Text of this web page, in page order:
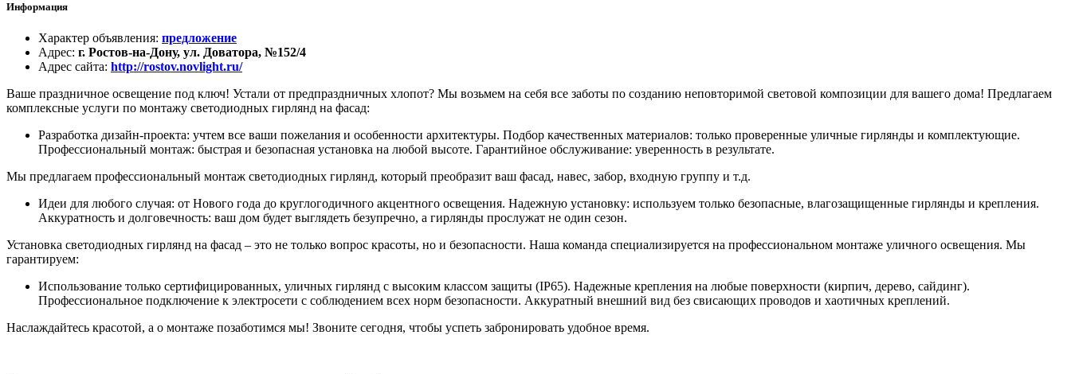
Информация
Характер объявления: предложение
Адрес: г. Ростов-на-Дону, ул. Доватора, №152/4
Адрес сайта: http://rostov.novlight.ru/
Ваше праздничное освещение под ключ! Устали от предпраздничных хлопот? Мы возьмем на себя все заботы по созданию неповторимой световой композиции для вашего дома! Предлагаем
комплексные услуги по монтажу светодиодных гирлянд на фасад:
Разработка дизайн-проекта: учтем все ваши пожелания и особенности архитектуры. Подбор качественных материалов: только проверенные уличные гирлянды и комплектующие.
Профессиональный монтаж: быстрая и безопасная установка на любой высоте. Гарантийное обслуживание: уверенность в результате.
Мы предлагаем профессиональный монтаж светодиодных гирлянд, который преобразит ваш фасад, навес, забор, входную группу и т.д.
Идеи для любого случая: от Нового года до круглогодичного акцентного освещения. Надежную установку: используем только безопасные, влагозащищенные гирлянды и крепления.
Аккуратность и долговечность: ваш дом будет выглядеть безупречно, а гирлянды прослужат не один сезон.
Установка светодиодных гирлянд на фасад – это не только вопрос красоты, но и безопасности. Наша команда специализируется на профессиональном монтаже уличного освещения. Мы
гарантируем:
Использование только сертифицированных, уличных гирлянд с высоким классом защиты (IP65). Надежные крепления на любые поверхности (кирпич, дерево, сайдинг).
Профессиональное подключение к электросети с соблюдением всех норм безопасности. Аккуратный внешний вид без свисающих проводов и хаотичных креплений.
Наслаждайтесь красотой, а о монтаже позаботимся мы! Звоните сегодня, чтобы успеть забронировать удобное время.